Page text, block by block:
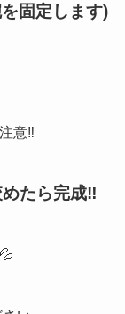
固定します)
意‼︎
たら完成‼︎